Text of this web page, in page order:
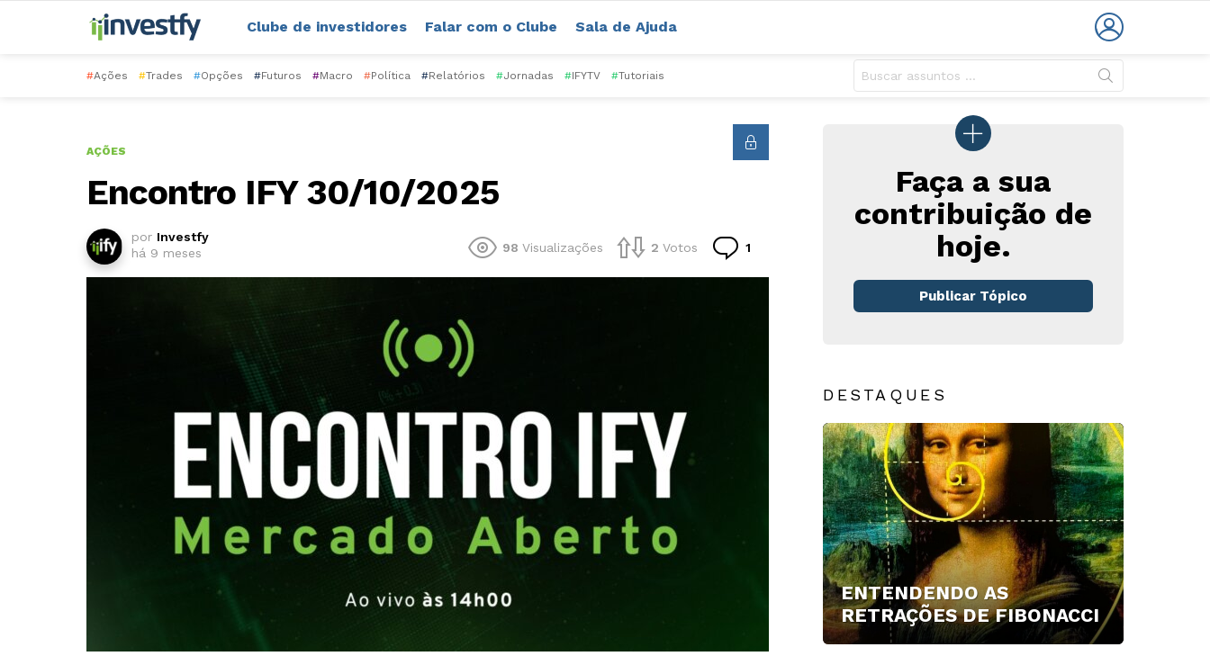
Clube de investidores Falar com o Clube Sala de Ajuda
#Ações #Trades #Opções #Futuros #Macro #Política #Relatórios #Jornadas #IFYTV #Tutoriais
AÇÕES
Encontro IFY 30/10/2025
por Investfy
há 9 meses
98 Visualizações 2 Votos 1
Faça a sua
contribuição de
hoje.
Publicar Tópico
DESTAQUES
ENTENDENDO AS
RETRAÇÕES DE FIBONACCI